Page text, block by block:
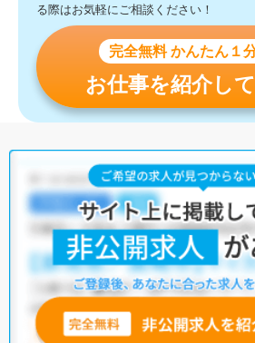
る際はお気軽にご相談ください！
完全無料 かんたん１
お仕事を紹介し